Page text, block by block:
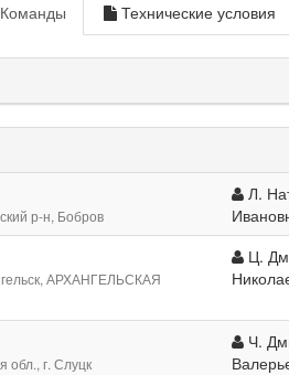
Команды Технические условия
р-н, Бобров
Л.
АРХАНГЕЛЬСКАЯ
Ц.
обл., г. Слуцк
Ч.